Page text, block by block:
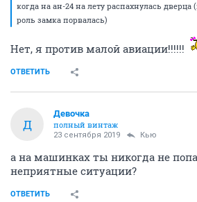
когда на ан-24 на лету распахнулась
роль замка порвалась)
Нет, я против малой авиации!!!!!!
ОТВЕТИТЬ
Д
Девочка
полный винтаж
23 сентября 2019 Кью
а на машинках ты никогда не
неприятные ситуации?
ОТВЕТИТЬ